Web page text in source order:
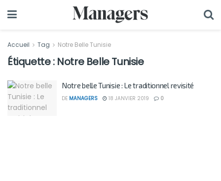
Accueil Tag Notre Belle Tunisie
Étiquette : Notre Belle Tunisie
Notre belle Tunisie : Le traditionnel revisité
DE MANAGERS 18 JANVIER 2019 0